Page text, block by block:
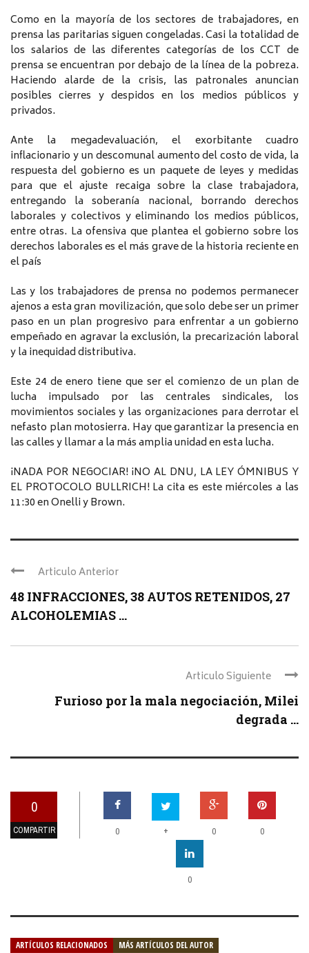
Como en la mayoría de los sectores de trabajadores, en
prensa las paritarias siguen congeladas. Casi la totalidad de
los salarios de las diferentes categorías de los CCT de
prensa se encuentran por debajo de la línea de la pobreza.
Haciendo alarde de la crisis, las patronales anuncian
posibles cierres y despidos en los medios públicos y
privados.
Ante la megadevaluación, el exorbitante cuadro
inflacionario y un descomunal aumento del costo de vida, la
respuesta del gobierno es un paquete de leyes y medidas
para que el ajuste recaiga sobre la clase trabajadora,
entregando la soberanía nacional, borrando derechos
laborales y colectivos y eliminando los medios públicos,
entre otras. La ofensiva que plantea el gobierno sobre los
derechos laborales es el más grave de la historia reciente en
el país
Las y los trabajadores de prensa no podemos permanecer
ajenos a esta gran movilización, que solo debe ser un primer
paso en un plan progresivo para enfrentar a un gobierno
empeñado en agravar la exclusión, la precarización laboral
y la inequidad distributiva.
Este 24 de enero tiene que ser el comienzo de un plan de
lucha impulsado por las centrales sindicales, los
movimientos sociales y las organizaciones para derrotar el
nefasto plan motosierra. Hay que garantizar la presencia en
las calles y llamar a la más amplia unidad en esta lucha.
¡NADA POR NEGOCIAR! ¡NO AL DNU, LA LEY ÓMNIBUS Y
EL PROTOCOLO BULLRICH! La cita es este miércoles a las
11:30 en Onelli y Brown.
Articulo Anterior
48 INFRACCIONES, 38 AUTOS RETENIDOS, 27
ALCOHOLEMIAS ...
Articulo Siguiente
Furioso por la mala negociación, Milei
degrada ...
0
COMPARTIR 0 + 0 0
0
ARTÍCULOS RELACIONADOS MÁS ARTÍCULOS DEL AUTOR